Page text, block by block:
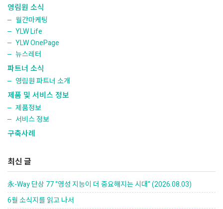
영림원 소식
월간마케팅
YLW Life
YLW OnePage
뉴스레터
파트너 소식
영림원 파트너 소개
제품 및 서비스 정보
제품정보
서비스 정보
구축사례
최신 글
永-Way 단상 77 “영성 지능이 더 중요해지는 시대” (2026.08.03)
6월 소식지를 읽고 나서